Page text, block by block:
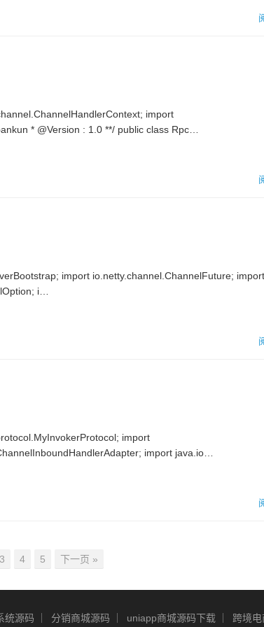
import
* @Version : 1.0 **/ public class Rpc…
import io.netty.channel.ChannelFuture; import
i…
import
import java.io…
3 4 5 下一页 »
统源码 分销商城源码 uniapp商城源码下载 跨境